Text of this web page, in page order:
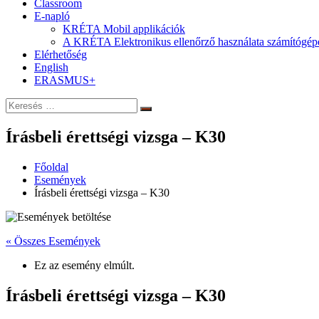
Classroom
E-napló
KRÉTA Mobil applikációk
A KRÉTA Elektronikus ellenőrző használata
Elérhetőség
English
ERASMUS+
Keresés:
Keresés
Írásbeli érettségi vizsga – K30
Főoldal
Események
Írásbeli érettségi vizsga – K30
« Összes Események
Ez az esemény elmúlt.
Írásbeli érettségi vizsga – K30